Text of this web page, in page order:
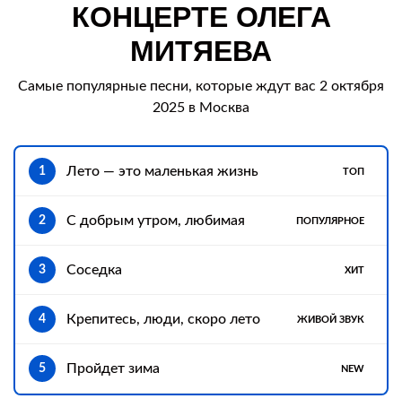
КОНЦЕРТЕ ОЛЕГА
МИТЯЕВА
Самые популярные песни, которые ждут вас 2 октября
2025 в Москва
1 Лето — это маленькая жизнь ТОП
2 С добрым утром, любимая ПОПУЛЯРНОЕ
3 Соседка ХИТ
4 Крепитесь, люди, скоро лето ЖИВОЙ ЗВУК
5 Пройдет зима NEW